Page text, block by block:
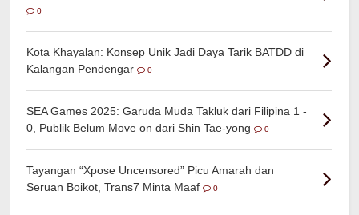
0
Kota Khayalan: Konsep Unik Jadi Daya Tarik BATDD di
Kalangan Pendengar
0
SEA Games 2025: Garuda Muda Takluk dari Filipina 1 -
0, Publik Belum Move on dari Shin Tae-yong
0
Tayangan “Xpose Uncensored” Picu Amarah dan
Seruan Boikot, Trans7 Minta Maaf
0